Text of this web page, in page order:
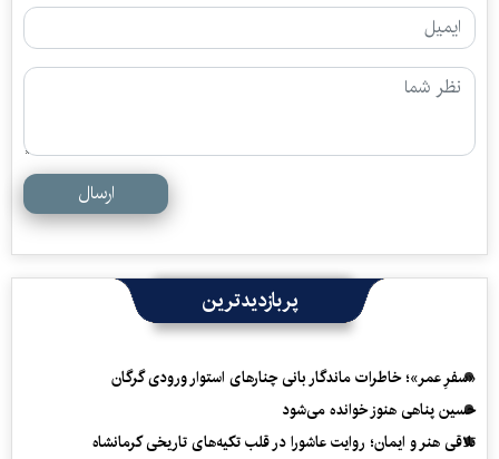
ارسال
پربازدیدترین
«سفرِ عمر»؛ خاطرات ماندگار بانی چنارهای استوار ورودی گرگان
حسین پناهی هنوز خوانده می‌شود
تلاقی هنر و ایمان؛ روایت عاشورا در قلب تکیه‌های تاریخی کرمانشاه